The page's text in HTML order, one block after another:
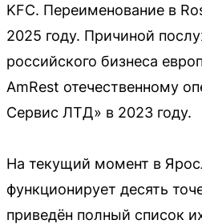
KFC. Переименование в
2025 году. Причиной
российского бизнеса
AmRest отечественному
Сервис ЛТД» в 2023 году.
На текущий момент в
функционирует десять
приведён полный список